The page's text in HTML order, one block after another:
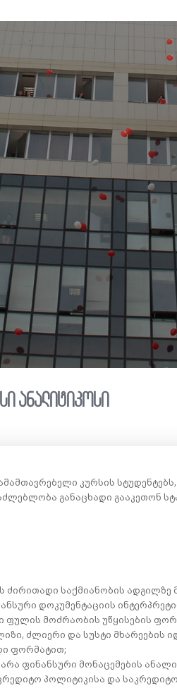
ანალიტიკოსი
კურსის
განაცხადი გააკეთონ
ძირითადი საქმიანობის ადგილზე
დოკუმენტაციის
ფულის მოძრაობის უწყისების
ძლიერი და სუსტი მხარეების
ფორმატით;
ფინანსური მონაცემების
პოლიტიკისა და